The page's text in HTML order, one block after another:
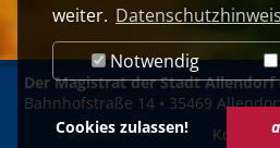
weiter.
Notwendig
Cookies zulassen!
Der Magistrat der Stadt Allendorf
Bahnhofstraße 14 • 35469
Kontakt